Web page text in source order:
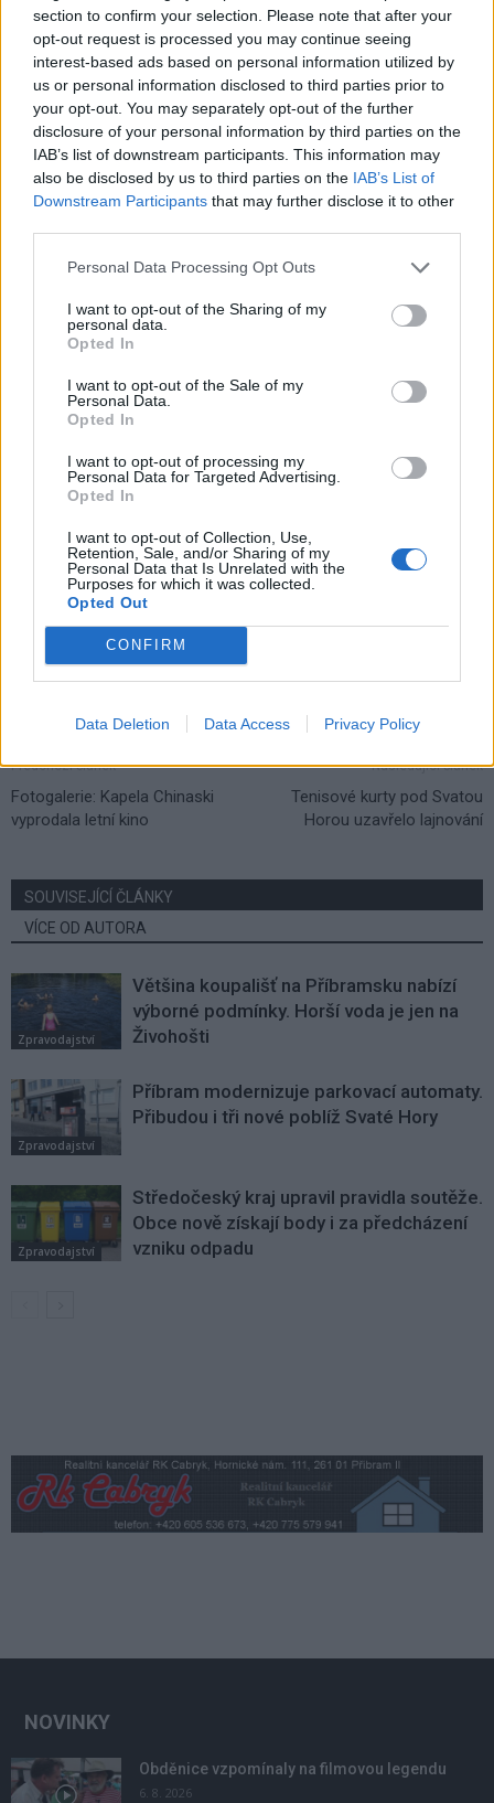
section to confirm your selection. Please note that after your
opt-out request is processed you may continue seeing
interest-based ads based on personal information utilized by
us or personal information disclosed to third parties prior to
your opt-out. You may separately opt-out of the further
disclosure of your personal information by third parties on the
IAB’s list of downstream participants. This information may
also be disclosed by us to third parties on the IAB’s List of
Downstream Participants that may further disclose it to other
Personal Data Processing Opt Outs
I want to opt-out of the Sharing of my
personal data.
Opted In
I want to opt-out of the Sale of my
Personal Data.
Opted In
I want to opt-out of processing my
Personal Data for Targeted Advertising.
Opted In
I want to opt-out of Collection, Use,
Retention, Sale, and/or Sharing of my
Personal Data that Is Unrelated with the
Purposes for which it was collected.
Opted Out
CONFIRM
Data Deletion Data Access Privacy Policy
Foto: Policie ČR
Komentáře
zážitkový den
Předchozí článek
Fotogalerie: Kapela Chinaski
vyprodala letní kino
Následující článek
Tenisové kurty pod Svatou
Horou uzavřelo lajnování
SOUVISEJÍCÍ ČLÁNKY
VÍCE OD AUTORA
Zpravodajství
Většina koupališť na Příbramsku nabízí
výborné podmínky. Horší voda je jen na
Živohošti
Zpravodajství
Příbram modernizuje parkovací automaty.
Přibudou i tři nové poblíž Svaté Hory
Zpravodajství
Středočeský kraj upravil pravidla soutěže.
Obce nově získají body i za předcházení
vzniku odpadu
NOVINKY
Obděnice vzpomínaly na filmovou legendu
6. 8. 2026